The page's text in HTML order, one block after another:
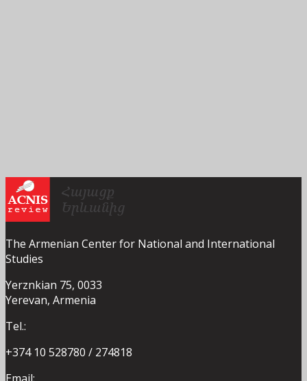
The Armenian Center for National and International
Studies
Yerznkian 75, 0033
Yerevan, Armenia
Tel.:
+374 10 528780 / 274818